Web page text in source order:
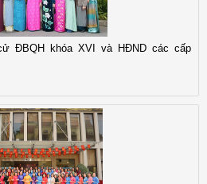
ĐBQH khóa XVI và HĐND các cấp